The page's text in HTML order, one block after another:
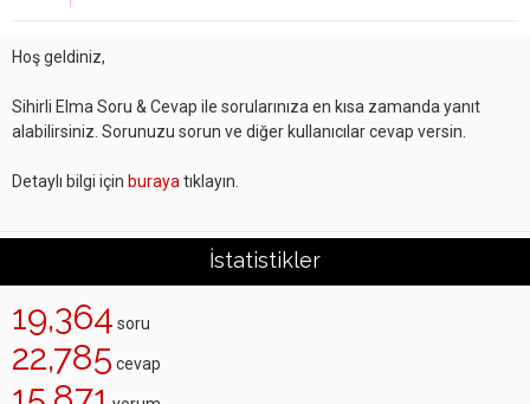
Hoş geldiniz,
Sihirli Elma Soru & Cevap ile sorularınıza en kısa zamanda yanıt
alabilirsiniz. Sorunuzu sorun ve diğer kullanıcılar cevap versin.
Detaylı bilgi için buraya tıklayın.
İstatistikler
19,364 soru
22,785 cevap